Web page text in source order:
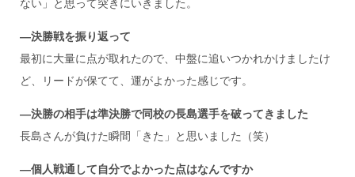
ない」と思って突きにいきました。
―決勝戦を振り返って
最初に大量に点が取れたので、中盤に追いつかれかけましたけ
ど、リードが保てて、運がよかった感じです。
―決勝の相手は準決勝で同校の長島選手を破ってきました
長島さんが負けた瞬間「きた」と思いました（笑）
―個人戦通して自分でよかった点はなんですか